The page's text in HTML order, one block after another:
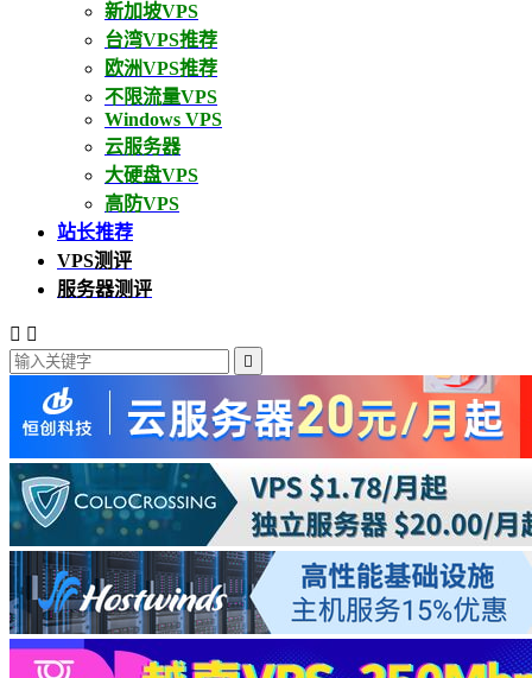
新加坡VPS
台湾VPS推荐
欧洲VPS推荐
不限流量VPS
Windows VPS
云服务器
大硬盘VPS
高防VPS
站长推荐
VPS测评
服务器测评
 
